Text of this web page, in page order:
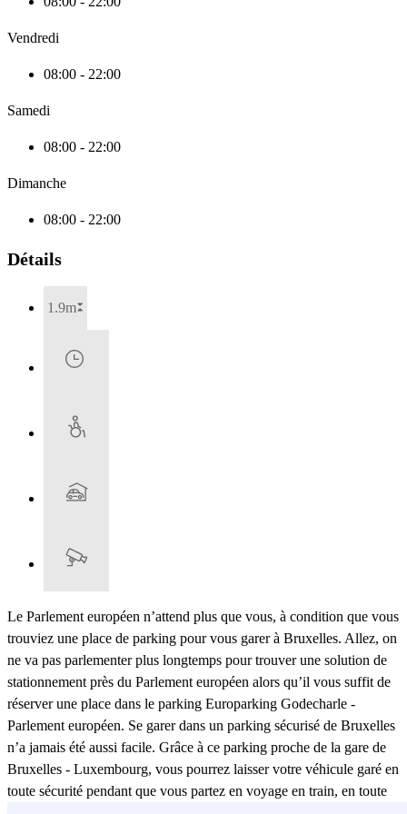
Vendredi
08:00 - 22:00
Samedi
08:00 - 22:00
Dimanche
08:00 - 22:00
Détails
1.9m
Le Parlement européen n’attend plus que vous, à condition que vous
trouviez une place de parking pour vous garer à Bruxelles. Allez, on
ne va pas parlementer plus longtemps pour trouver une solution de
stationnement près du Parlement européen alors qu’il vous suffit de
réserver une place dans le parking Europarking Godecharle -
Parlement européen. Se garer dans un parking sécurisé de Bruxelles
n’a jamais été aussi facile. Grâce à ce parking proche de la gare de
Bruxelles - Luxembourg, vous pourrez laisser votre véhicule garé en
toute sécurité pendant que vous partez en voyage en train, en toute